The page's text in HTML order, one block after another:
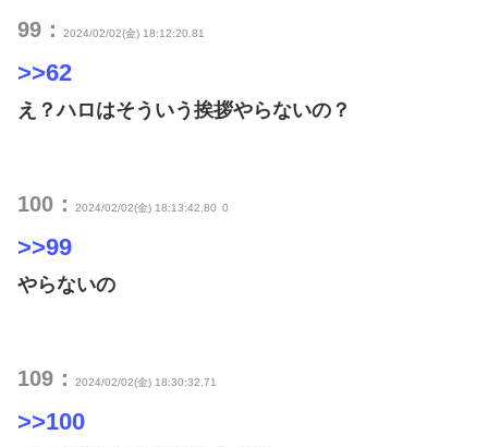
99： 2024/02/02(金) 18:12:20.81
>>62
え？ハロはそういう挨拶やらないの？
100： 2024/02/02(金) 18:13:42.80 0
>>99
やらないの
109： 2024/02/02(金) 18:30:32.71
>>100